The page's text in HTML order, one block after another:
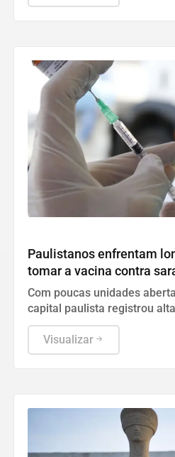
Paulistanos enfrentam
tomar a vacina contra
São Paulo
Com poucas unidades
capital paulista registrou
espera superior a uma hora.
Visualizar